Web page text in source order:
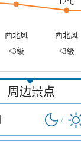
西北风 西北风
<3级 <3级
周边景点
/